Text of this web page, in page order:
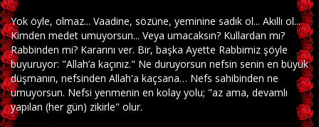
Yok öyle, olmaz... Vaadine, sözüne, yeminine sadık ol... Akıllı ol...
Kimden medet umuyorsun... Veya umacaksın? Kullardan mı?
Rabbinden mi? Kararını ver. Bir, başka Ayette Rabbimiz şöyle
buyuruyor: "Allah’a kaçınız." Ne duruyorsun nefsin senin en büyük
düşmanın, nefsinden Allah'a kaçsana… Nefs sahibinden ne
umuyorsun. Nefsi yenmenin en kolay yolu; "az ama, devamlı
yapılan (her gün) zikirle" olur.